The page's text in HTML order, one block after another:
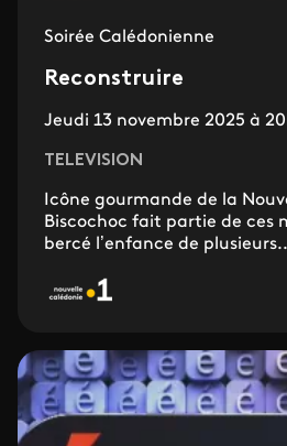
Soirée Calédonienne
Reconstruire
Jeudi 13 novembre 2025 à
TELEVISION
Icône gourmande de la
Biscochoc fait partie de ces
bercé l’enfance de